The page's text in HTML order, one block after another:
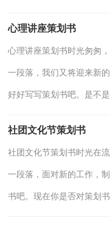
心理讲座策划书
心理讲座策划书时光匆匆
一段落，我们又将迎来新
好好写写策划书吧。是不
社团文化节策划书
社团文化节策划书时光在
一段落，面对新的工作，
书吧。现在你是否对策划